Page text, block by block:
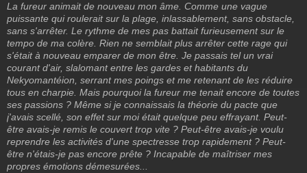
a
g
La fureur animait de nouveau mon âme. Comme une vague
puissante qui roulerait sur la plage, inlassablement, sans obstacle,
sans s'arrêter. Le rythme de mes pas battait furieusement sur le
tempo de ma colère. Rien ne semblait plus arrêter cette rage qui
s'était à nouveau emparer de mon être. Je passais tel un vrai
courant d'air, slalomant entre les gardes et habitants du
Nekyomantéion, serrant mes poings et me retenant de les réduire
tous en charpie. Mais pourquoi la fureur me tenait encore de toutes
ses passions ? Même si je connaissais la théorie du pacte que
j'avais scellé, son effet sur moi était quelque peu effrayant. Peut-
être avais-je remis le couvert trop vite ? Peut-être avais-je voulu
reprendre les activités d'une spectresse trop rapidement ? Peut-
être n'étais-je pas encore prête ? Incapable de maîtriser mes
propres émotions démesurées...